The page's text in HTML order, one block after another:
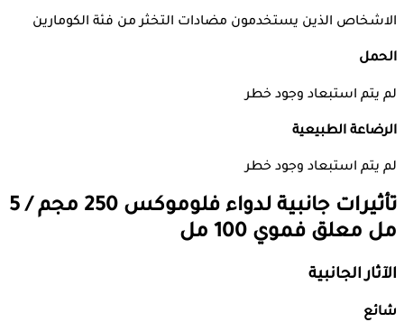
الاشخاص الذين يستخدمون مضادات التخثر من فئة الكومارين
الحمل
لم يتم استبعاد وجود خطر
الرضاعة الطبيعية
لم يتم استبعاد وجود خطر
تأثيرات جانبية لدواء
فلوموكس 250 مجم / 5
مل معلق فموي 100 مل
الآثار الجانبية
شائع